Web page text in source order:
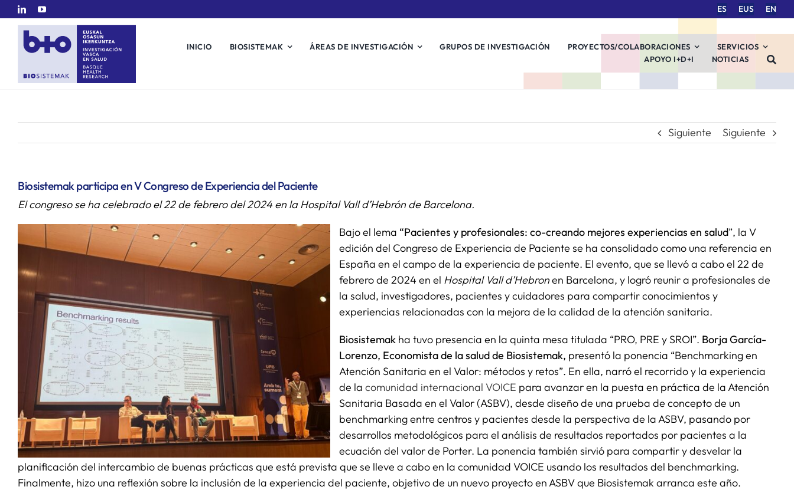
Saltar
contenido
ES EUS EN
INICIO BIOSISTEMAK ÁREAS DE INVESTIGACIÓN GRUPOS DE INVESTIGACIÓN PROYECTOS/COLABORACIONES
SERVICIOS
APOYO I+D+I
NOTICIAS
Siguiente Siguiente
Biosistemak participa en V Congreso de Experiencia del Paciente
El congreso se ha celebrado el 22 de febrero del 2024 en la Hospital Vall d’Hebrón de Barcelona.
Bajo el lema “Pacientes y profesionales: co-creando mejores experiencias en salud”, la V
edición del Congreso de Experiencia de Paciente se ha consolidado como una referencia en
España en el campo de la experiencia de paciente. El evento, que se llevó a cabo el 22 de
febrero de 2024 en el Hospital Vall d’Hebronen Barcelona, y logró reunir a profesionales de
la salud, investigadores, pacientes y cuidadores para compartir conocimientos y
experiencias relacionadas con la mejora de la calidad de la atención sanitaria.
Biosistemak ha tuvo presencia en la quinta mesa titulada “PRO, PRE y SROI”. Borja García-
Lorenzo, Economista de la salud de Biosistemak, presentó la ponencia “Benchmarking en
Atención Sanitaria en el Valor: métodos y retos”. En ella, narró el recorrido y la experiencia
de la comunidad internacional VOICE para avanzar en la puesta en práctica de la Atención
Sanitaria Basada en el Valor (ASBV), desde diseño de una prueba de concepto de un
benchmarking entre centros y pacientes desde la perspectiva de la ASBV, pasando por
desarrollos metodológicos para el análisis de resultados reportados por pacientes a la
ecuación del valor de Porter. La ponencia también sirvió para compartir y desvelar la
planificación del intercambio de buenas prácticas que está prevista que se lleve a cabo en la comunidad VOICE usando los resultados del benchmarking.
Finalmente, hizo una reflexión sobre la inclusión de la experiencia del paciente, objetivo de un nuevo proyecto en ASBV que Biosistemak arranca este año.